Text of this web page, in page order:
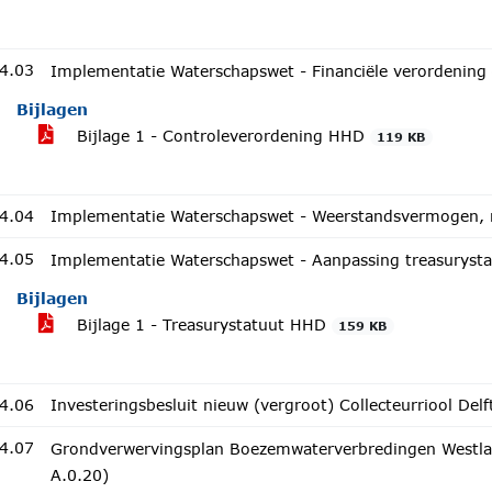
Implementatie Waterschapswet - Financiële
Bijlagen
Bijlage 1 - Controleverordening HHD
119 KB
Implementatie Waterschapswet - Weerstandsvermogen,
Implementatie Waterschapswet - Aanpassing
Bijlagen
Bijlage 1 - Treasurystatuut HHD
159 KB
Investeringsbesluit nieuw (vergroot) Collecteurriool
Grondverwervingsplan Boezemwaterverbredingen
A.0.20)